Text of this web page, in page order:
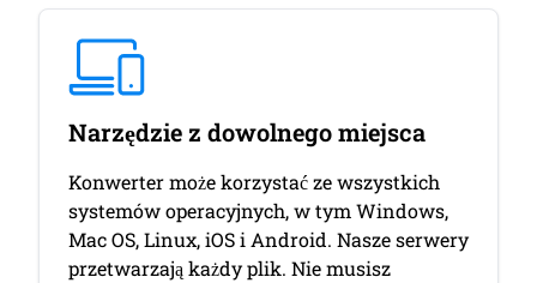
Narzędzie z dowolnego miejsca
Konwerter może korzystać ze wszystkich
systemów operacyjnych, w tym Windows,
Mac OS, Linux, iOS i Android. Nasze serwery
przetwarzają każdy plik. Nie musisz